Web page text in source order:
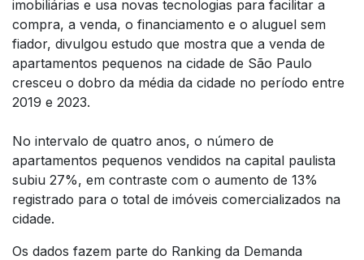
imobiliárias e usa novas tecnologias para facilitar a
compra, a venda, o financiamento e o aluguel sem
fiador, divulgou estudo que mostra que a venda de
apartamentos pequenos na cidade de São Paulo
cresceu o dobro da média da cidade no período entre
2019 e 2023.
No intervalo de quatro anos, o número de
apartamentos pequenos vendidos na capital paulista
subiu 27%, em contraste com o aumento de 13%
registrado para o total de imóveis comercializados na
cidade.
Os dados fazem parte do Ranking da Demanda